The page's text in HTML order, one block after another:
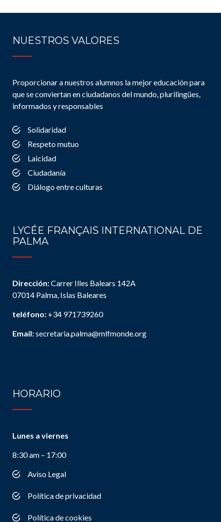
NUESTROS VALORES
Proporcionar a nuestros alumnos la mejor educación para
que se conviertan en ciudadanos del mundo, plurilingües,
informados y responsables
Solidaridad
Respeto mutuo
Laicidad
Ciudadanía
Diálogo entre culturas
LYCÉE FRANÇAIS INTERNATIONAL DE
PALMA
Dirección:Carrer Illes Balears 142A
07014 Palma, Islas Baleares
teléfono: +34 971739260
Email:secretaria.palma@mlfmonde.org
HORARIO
Lunes a viernes
8:30 am – 17:00
Aviso Legal
Política de privacidad
Política de cookies